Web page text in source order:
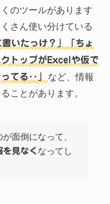
のツールがあります
さん使い分けている
いたっけ？」「ちょ
トップがExcelや仮で
てる‥」
など、情報
ことがあります。
面倒になって、
を見なく なってし